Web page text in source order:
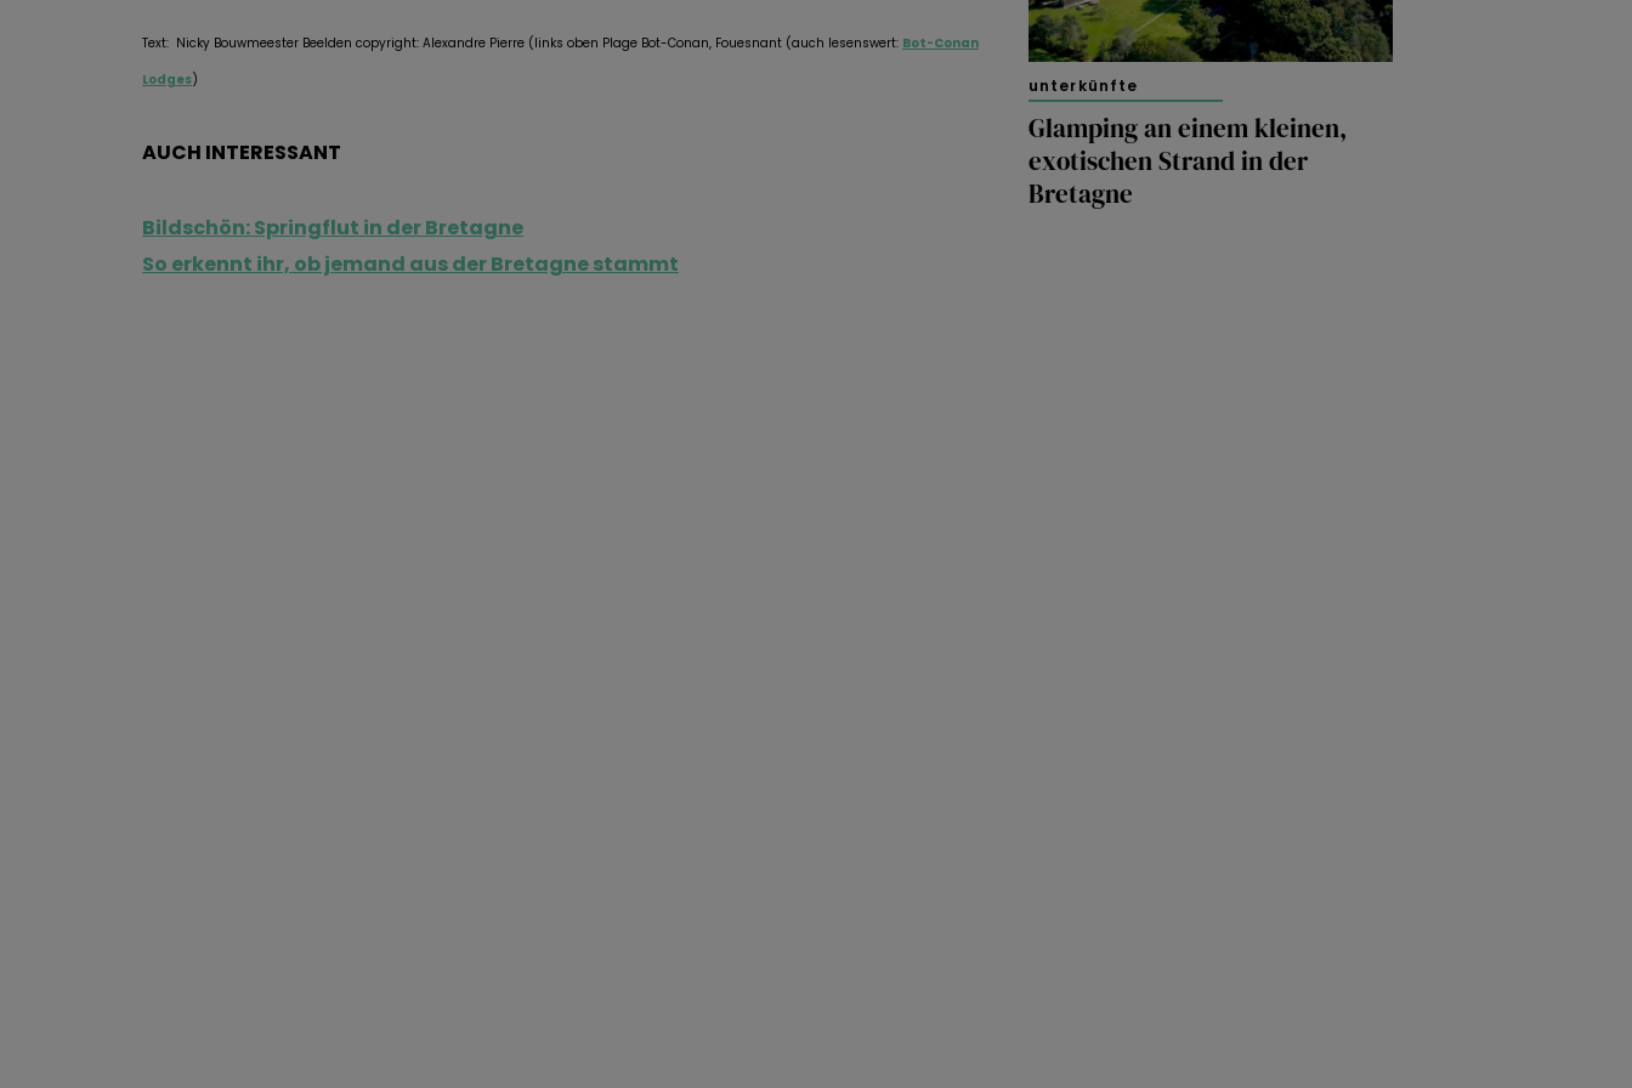
Text: Nicky Bouwmeester Beelden copyright: Alexandre Pierre (links oben Plage Bot-Conan, Fouesnant (auch lesenswert: Bot-Conan
Lodges)
AUCH INTERESSANT
Bildschön: Springflut in der Bretagne
So erkennt ihr, ob jemand aus der Bretagne stammt
unterkünfte
Glamping an einem kleinen,
exotischen Strand in der
Bretagne